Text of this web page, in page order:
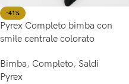
-41%
Pyrex Completo bimba con
smile centrale colorato
Bimba, Completo, Saldi
Pyrex